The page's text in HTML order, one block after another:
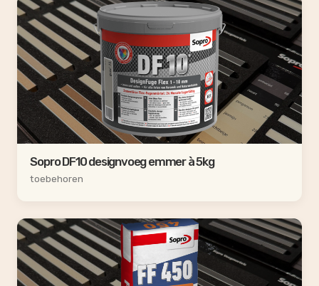
Sopro DF10 designvoeg emmer à 5kg
toebehoren